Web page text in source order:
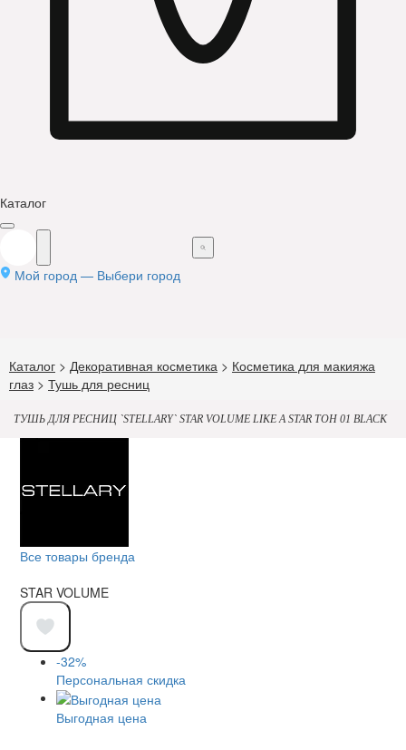
Каталог
Мой город — Выбери город
Каталог > Декоративная косметика > Косметика для макияжа
глаз > Тушь для ресниц
ТУШЬ ДЛЯ РЕСНИЦ `STELLARY` STAR VOLUME LIKE A STAR ТОН 01 BLACK
Все товары бренда
STAR VOLUME
-32%
Персональная скидка
Выгодная цена